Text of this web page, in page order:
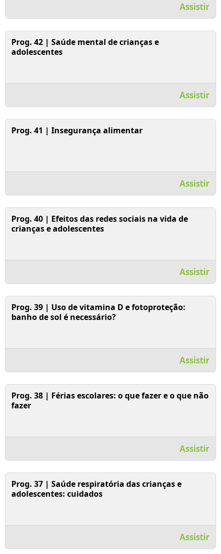
Assistir
Prog. 42 | Saúde mental de crianças e
adolescentes
Assistir
Prog. 41 | Insegurança alimentar
Assistir
Prog. 40 | Efeitos das redes sociais na vida de
crianças e adolescentes
Assistir
Prog. 39 | Uso de vitamina D e fotoproteção:
banho de sol é necessário?
Assistir
Prog. 38 | Férias escolares: o que fazer e o que não
fazer
Assistir
Prog. 37 | Saúde respiratória das crianças e
adolescentes: cuidados
Assistir